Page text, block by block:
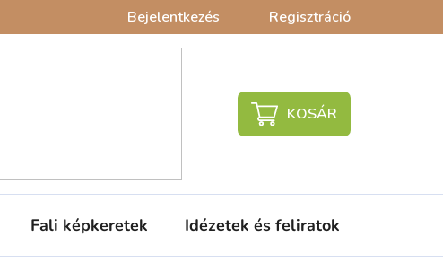
Bejelentkezés Regisztráció
KOSÁR
Fali képkeretek Idézetek és feliratok